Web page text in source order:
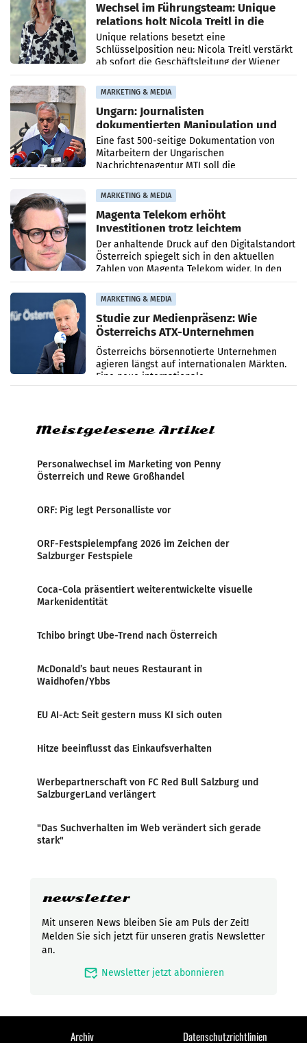
Wechsel im Führungsteam: Unique
relations holt Nicola Treitl in die
Geschäftsleitung
Unique relations besetzt eine
Schlüsselposition neu: Nicola Treitl verstärkt
ab sofort die Geschäftsleitung der Wiener
PR-Agentur an der Seite von Josef Kalina und
Anna Kalina-Mahr.
MARKETING & MEDIA
Ungarn: Journalisten
dokumentierten Manipulation und
Zensur
Eine fast 500-seitige Dokumentation von
Mitarbeitern der Ungarischen
Nachrichtenagentur MTI soll die
systematische Nachrichten-Manipulation und
Zensur bei der Agentur während der Zeit
MARKETING & MEDIA
Magenta Telekom erhöht
Investitionen trotz leichtem
Umsatzrückgang
Der anhaltende Druck auf den Digitalstandort
Österreich spiegelt sich in den aktuellen
Zahlen von Magenta Telekom wider. In den
ersten sechs Monaten des laufenden Jahres
verzeichnete
MARKETING & MEDIA
Studie zur Medienpräsenz: Wie
Österreichs ATX-Unternehmen
international wahrgenommen
werden
Österreichs börsennotierte Unternehmen
agieren längst auf internationalen Märkten.
Eine neue internationale
Medienresonanzanalyse untersucht die
Meistgelesene Artikel
Personalwechsel im Marketing von Penny
Österreich und Rewe Großhandel
ORF: Pig legt Personalliste vor
ORF-Festspielempfang 2026 im Zeichen der
Salzburger Festspiele
Coca-Cola präsentiert weiterentwickelte visuelle
Markenidentität
Tchibo bringt Ube-Trend nach Österreich
McDonald’s baut neues Restaurant in
Waidhofen/Ybbs
EU AI-Act: Seit gestern muss KI sich outen
Hitze beeinflusst das Einkaufsverhalten
Werbepartnerschaft von FC Red Bull Salzburg und
SalzburgerLand verlängert
"Das Suchverhalten im Web verändert sich gerade
stark"
newsletter
Mit unseren News bleiben Sie am Puls der Zeit!
Melden Sie sich jetzt für unseren gratis Newsletter
an.
mark_email_read Newsletter jetzt abonnieren
Archiv Datenschutzrichtlinien